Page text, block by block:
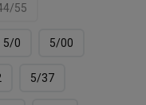
55
5/0 5/00
5/37